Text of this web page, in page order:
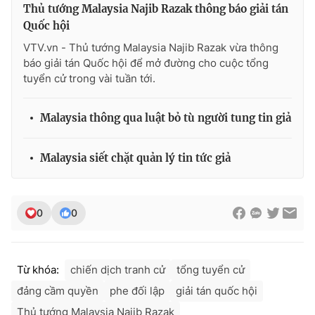
THỜI BÁO VTV
Giấy phép hoạt động báo in và báo điện tử số 483/GP-BTTTT
Phó Tổng Biên tập:Nguyễn Thị Mỹ Hạnh, Phạm Quốc Thắng,
Nguyễn Trọng Ninh
Thủ tướng Malaysia Najib Razak thông báo giải tán
Quốc hội
VTV.vn - Thủ tướng Malaysia Najib Razak vừa thông
báo giải tán Quốc hội để mở đường cho cuộc tổng
tuyển cử trong vài tuần tới.
Malaysia thông qua luật bỏ tù người tung tin giả
Malaysia siết chặt quản lý tin tức giả
0 0
Từ khóa: chiến dịch tranh cử
tổng tuyển cử
đảng cầm quyền
phe đối lập
giải tán quốc hội
Thủ tướng Malaysia Najib Razak